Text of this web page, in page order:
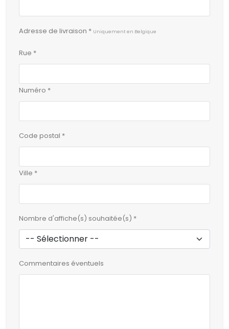
Adresse de livraison * Uniquement en Belgique
Rue *
Numéro *
Code postal *
Ville *
Nombre d'affiche(s) souhaitée(s) *
Commentaires éventuels